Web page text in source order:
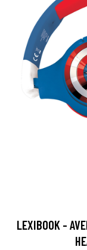
LEXIBOOK -